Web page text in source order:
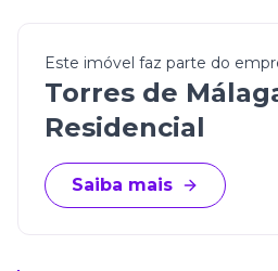
Este imóvel faz parte do
Torres de
Residencial
Saiba mais